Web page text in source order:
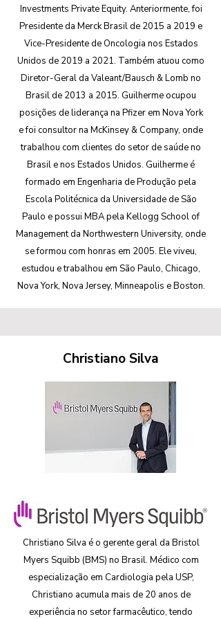
Investments Private Equity. Anteriormente, foi
Presidente da Merck Brasil de 2015 a 2019 e
Vice-Presidente de Oncologia nos Estados
Unidos de 2019 a 2021. Também atuou como
Diretor-Geral da Valeant/Bausch & Lomb no
Brasil de 2013 a 2015. Guilherme ocupou
posições de liderança na Pfizer em Nova York
e foi consultor na McKinsey & Company, onde
trabalhou com clientes do setor de saúde no
Brasil e nos Estados Unidos. Guilherme é
formado em Engenharia de Produção pela
Escola Politécnica da Universidade de São
Paulo e possui MBA pela Kellogg School of
Management da Northwestern University, onde
se formou com honras em 2005. Ele viveu,
estudou e trabalhou em São Paulo, Chicago,
Nova York, Nova Jersey, Minneapolis e Boston.
Christiano Silva
Christiano Silva é o gerente geral da Bristol
Myers Squibb (BMS) no Brasil. Médico com
especialização em Cardiologia pela USP,
Christiano acumula mais de 20 anos de
experiência no setor farmacêutico, tendo